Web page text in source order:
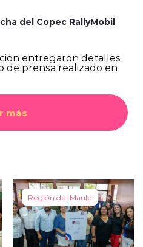
del Copec RallyMobil
entregaron detalles
prensa realizado en
más
Región del Maule